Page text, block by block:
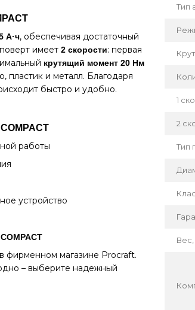
А·ч, обеспечивая достаточный
имеет 2 скорости: первая
крутящий момент 20 Нм
пластик и металл. Благодаря
быстро и удобно.
работы
устройство
фирменном магазине Procraft.
– выберите надежный
Тип
1
2
Тип
Вес,